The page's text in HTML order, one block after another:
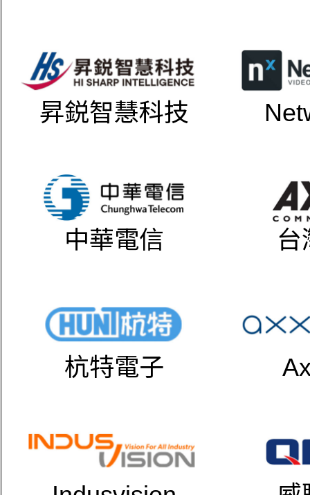
昇鋭智慧科技
中華電信 台
杭特電子